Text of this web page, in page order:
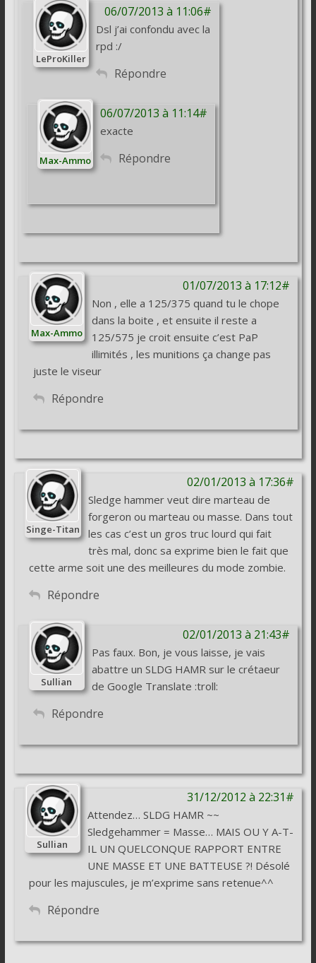
06/07/2013 à 11:06#
LeProKiller
Dsl j’ai confondu avec la
rpd :/
Répondre
06/07/2013 à 11:14#
Max-Ammo
exacte
Répondre
01/07/2013 à 17:12#
Max-Ammo
Non , elle a 125/375 quand tu le chope
dans la boite , et ensuite il reste a
125/575 je croit ensuite c’est PaP
illimités , les munitions ça change pas
juste le viseur
Répondre
02/01/2013 à 17:36#
Singe-Titan
Sledge hammer veut dire marteau de
forgeron ou marteau ou masse. Dans tout
les cas c’est un gros truc lourd qui fait
très mal, donc sa exprime bien le fait que
cette arme soit une des meilleures du mode zombie.
Répondre
02/01/2013 à 21:43#
Sullian
Pas faux. Bon, je vous laisse, je vais
abattre un SLDG HAMR sur le crétaeur
de Google Translate :troll:
Répondre
31/12/2012 à 22:31#
Sullian
Attendez… SLDG HAMR ~~
Sledgehammer = Masse… MAIS OU Y A-T-
IL UN QUELCONQUE RAPPORT ENTRE
UNE MASSE ET UNE BATTEUSE ?! Désolé
pour les majuscules, je m’exprime sans retenue^^
Répondre